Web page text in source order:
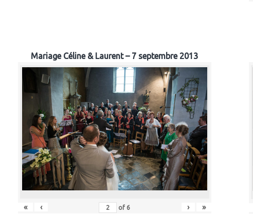
Mariage Céline & Laurent – 7 septembre 2013
« ‹ of 6 › »